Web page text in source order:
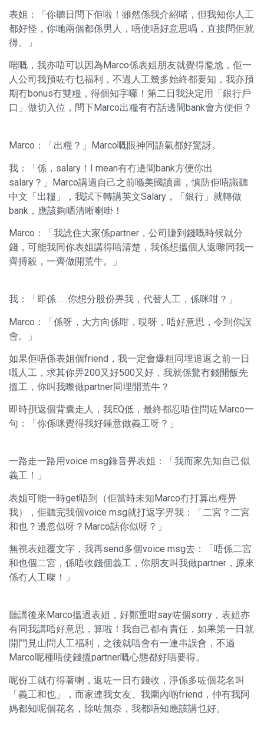
表姐：「你聽日問下佢啦！雖然係我介紹啫，但我知你人工
都好怪，你哋兩個都係男人，唔使唔好意思喎，直接問佢就
得。」
啱嘅，我亦唔可以因為Marco係表姐朋友就覺得尷尬，佢一
人公司我預咗冇乜福利，不過人工幾多始終都要知，我亦預
期冇bonus冇雙糧，得個知字囉！第二日我決定用「銀行戶
口」做切入位，問下Marco出糧有冇話邊間bank會方便佢？
Marco：「出糧？」Marco嘅眼神同語氣都好驚訝。
我：「係，salary！I mean有冇邊間bank方便你出
salary？」Marco講過自己之前喺美國讀書，慎防佢唔識聽
中文「出糧」，我試下轉講英文Salary，「銀行」就轉做
bank，應該夠晒清晰喇啩！
Marco：「我諗住大家係partner，公司賺到錢嘅時候就分
錢，可能我同你表姐講得唔清楚，我係想搵個人返嚟同我一
齊搏殺，一齊做開荒牛。」
我：「即係……你想分股份畀我，代替人工，係咪咁？」
Marco：「係呀，大方向係咁，哎呀，唔好意思，令到你誤
會。」
如果佢唔係表姐個friend，我一定會爆粗同埋追返之前一日
嘅人工，求其你畀200又好500又好，我就係驚冇錢開飯先
搵工，你叫我嚟做partner同埋開荒牛？
即時孭返個背囊走人，我EQ低，最終都忍唔住問咗Marco一
句：「你係咪覺得我好鍾意做義工呀？」
一路走一路用voice msg錄音畀表姐：「我而家先知自己似
義工！」
表姐可能一時get唔到（佢當時未知Marco冇打算出糧畀
我），佢聽完我個voice msg就打返字畀我：「二宮？二宮
和也？邊忽似呀？Marco話你似呀？」
無視表姐覆文字，我再send多個voice msg去：「唔係二宮
和也個二宮，係唔收錢個義工，你朋友叫我做partner，原來
係冇人工㗎！」
聽講後來Marco搵過表姐，好鄭重咁say咗個sorry，表姐亦
有同我講唔好意思，算啦！我自己都有責任，如果第一日就
開門見山問人工福利，之後就唔會有一連串誤會，不過
Marco呢種唔使錢搵partner嘅心態都好唔要得。
呢份工就冇得著喇，返咗一日冇錢收，淨係多咗個花名叫
「義工和也」，而家連我女友、我圍內啲friend，仲有我阿
媽都知呢個花名，除咗無奈，我都唔知應該講乜好。